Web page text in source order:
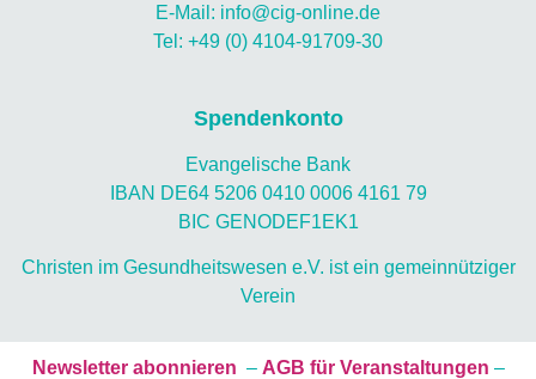
E-Mail: info@cig-online.de
Tel: +49 (0) 4104-91709-30
Spendenkonto
Evangelische Bank
IBAN DE64 5206 0410 0006 4161 79
BIC GENODEF1EK1
Christen im Gesundheitswesen e.V. ist ein gemeinnütziger
Verein
Newsletter abonnieren – AGB für Veranstaltungen –